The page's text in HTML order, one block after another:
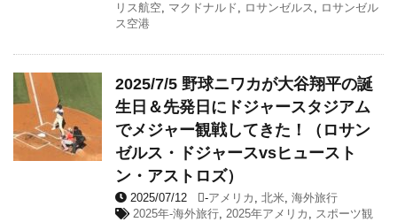
リス航空, マクドナルド, ロサンゼルス , ロサンゼル
ス空港
2025/7/5 野球ニワカが大谷翔平の誕
生日＆先発日にドジャースタジアム
でメジャー観戦してきた！（ロサン
ゼルス・ドジャースvsヒュースト
ン・アストロズ）
2025/07/12 -アメリカ , 北米, 海外旅行
2025年-海外旅行, 2025年アメリカ , スポーツ観